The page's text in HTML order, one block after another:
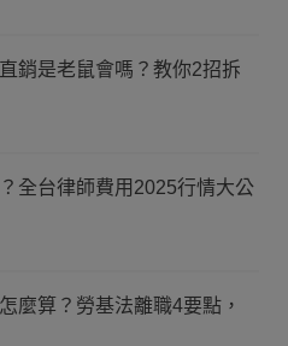
銷是老鼠會嗎？教你2招拆
全台律師費用2025行情大公
麼算？勞基法離職4要點，